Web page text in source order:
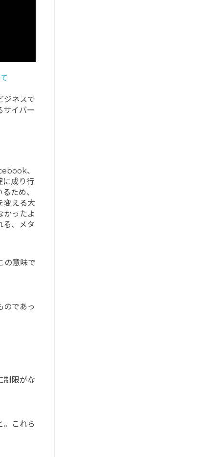
ジネスで
サイバー
、
に成り行
ため、
変える大
かったよ
る、メタ
の意味で
のであっ
制限がな
。これら